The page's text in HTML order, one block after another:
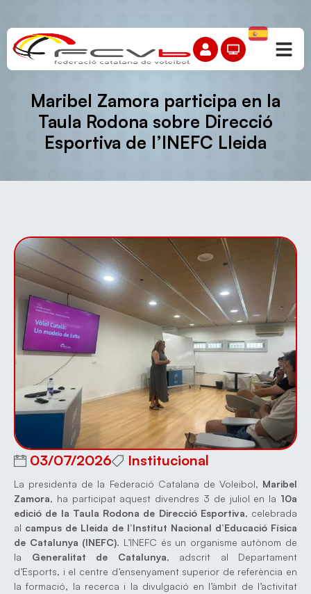
Maribel Zamora participa en la
Taula Rodona sobre Direcció
Esportiva de l’INEFC Lleida
03/07/2026 Institucional
La presidenta de la Federació Catalana de Voleibol, Maribel
Zamora, ha participat aquest divendres 3 de juliol en la 10a
edició de la Taula Rodona de Direcció Esportiva, celebrada
al campus de Lleida de l’Institut Nacional d’Educació Física
de Catalunya (INEFC). L’INEFC és un organisme autònom de
la Generalitat de Catalunya, adscrit al Departament
d’Esports, i el centre d’ensenyament superior de referència en
la formació, la recerca i la divulgació en l’àmbit de l’activitat